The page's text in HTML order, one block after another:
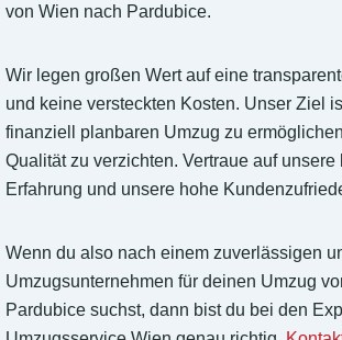
von Wien nach Pardubice.
Wir legen großen Wert auf eine
und keine versteckten Kosten. Unser Ziel
finanziell planbaren Umzug zu
Qualität zu verzichten. Vertraue auf
Erfahrung und unsere hohe
Wenn du also nach einem zuverlässigen
Umzugsunternehmen für deinen Umzug
Pardubice suchst, dann bist du bei den